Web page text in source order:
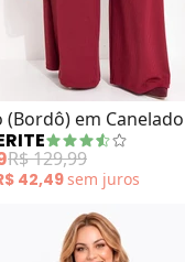
(Pied Poule)
(Bordô) em Canelado
R$ 129,99
42,49sem juros